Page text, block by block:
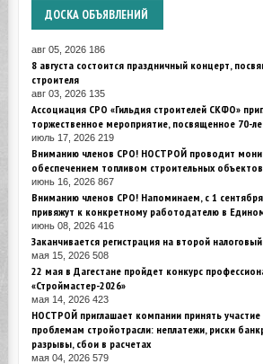
ДОСКА ОБЪЯВЛЕНИЙ
авг 05, 2026 186
8 августа состоится праздничный концерт,
строителя
авг 03, 2026 135
Ассоциация СРО «Гильдия строителей СКФО»
торжественное мероприятие, посвященное 70-
июль 17, 2026 219
Вниманию членов СРО! НОСТРОЙ проводит
обеспечением топливом строительных объектов
июнь 16, 2026 867
Вниманию членов СРО! Напоминаем, с 1
привяжут к конкретному работодателю в
июнь 08, 2026 416
Заканчивается регистрация на второй
мая 15, 2026 508
22 мая в Дагестане пройдет конкурс
«Строймастер-2026»
мая 14, 2026 423
НОСТРОЙ приглашает компании принять
проблемам стройотрасли: неплатежи, риски
разрывы, сбои в расчетах
мая 04, 2026 579